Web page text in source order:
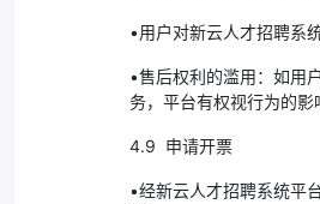
•用户对新云人才招聘系
•售后权利的滥用：如用
务，平台有权视行为的影
4.9 申请开票
•经新云人才招聘系统平